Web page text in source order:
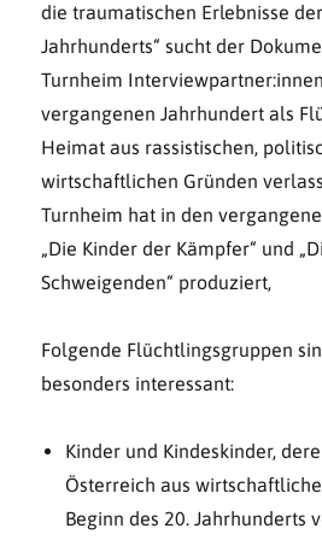
die traumatischen Erlebnisse
Jahrhunderts“ sucht der
Turnheim
vergangenen Jahrhundert als
Heimat aus rassistischen,
wirtschaftlichen Gründen
Turnheim hat in den
„Die Kinder der Kämpfer“ und
Schweigenden“ produziert,
Folgende Flüchtlingsgruppen
besonders interessant:
Kinder und Kindeskinder,
Österreich aus
Beginn des 20. Jahrhunderts